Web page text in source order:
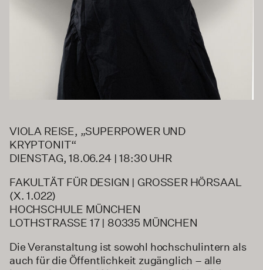
VIOLA REISE, „SUPERPOWER UND
KRYPTONIT“
DIENSTAG, 18.06.24 | 18:30 UHR
FAKULTÄT FÜR DESIGN | GROSSER HÖRSAAL
(X. 1.022)
HOCHSCHULE MÜNCHEN
LOTHSTRASSE 17 | 80335 MÜNCHEN
Die Veranstaltung ist sowohl hochschulintern als
auch für die Öffentlichkeit zugänglich – alle